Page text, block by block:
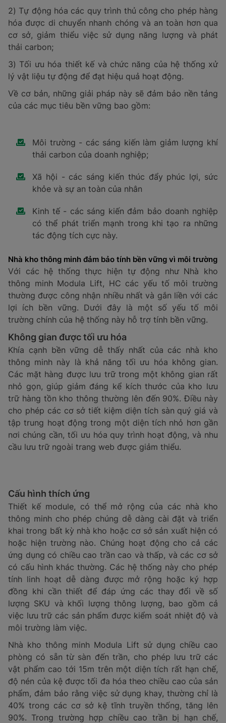
2) Tự động hóa các quy trình thủ công cho phép hàng
hóa được di chuyển nhanh chóng và an toàn hơn qua
cơ sở, giảm thiểu việc sử dụng năng lượng và phát
thải carbon;
3) Tối ưu hóa thiết kế và chức năng của hệ thống xử
lý vật liệu tự động để đạt hiệu quả hoạt động.
Về cơ bản, những giải pháp này sẽ đảm bảo nền tảng
của các mục tiêu bền vững bao gồm:
Môi trường - các sáng kiến ​​làm giảm lượng khí
thải carbon của doanh nghiệp;
Xã hội - các sáng kiến ​​thúc đẩy phúc lợi, sức
khỏe và sự an toàn của nhân
Kinh tế - các sáng kiến ​​đảm bảo doanh nghiệp
có thể phát triển mạnh trong khi tạo ra những
tác động tích cực này.
Nhà kho thông minh đảm bảo tính bền vững vì môi trường
Với các hệ thống thực hiện tự động như Nhà kho
thông minh Modula Lift, HC các yếu tố môi trường
thường được công nhận nhiều nhất và gắn liền với các
lợi ích bền vững. Dưới đây là một số yếu tố môi
trường chính của hệ thống này hỗ trợ tính bền vững.
Không gian được tối ưu hóa
Khía cạnh bền vững dễ thấy nhất của các nhà kho
thông minh này là khả năng tối ưu hóa không gian.
Các mặt hàng được lưu trữ trong một không gian rất
nhỏ gọn, giúp giảm đáng kể kích thước của kho lưu
trữ hàng tồn kho thông thường lên đến 90%. Điều này
cho phép các cơ sở tiết kiệm diện tích sàn quý giá và
tập trung hoạt động trong một diện tích nhỏ hơn gần
nơi chúng cần, tối ưu hóa quy trình hoạt động, và nhu
cầu lưu trữ ngoài trang web được giảm thiểu.
Cấu hình thích ứng
Thiết kế module, có thể mở rộng của các nhà kho
thông minh cho phép chúng dễ dàng cài đặt và triển
khai trong bất kỳ nhà kho hoặc cơ sở sản xuất hiện có
hoặc hiện trường nào. Chúng hoạt động cho cả các
ứng dụng có chiều cao trần cao và thấp, và các cơ sở
có cấu hình khác thường. Các hệ thống này cho phép
tính linh hoạt dễ dàng được mở rộng hoặc ký hợp
đồng khi cần thiết để đáp ứng các thay đổi về số
lượng SKU và khối lượng thông lượng, bao gồm cả
việc lưu trữ các sản phẩm được kiểm soát nhiệt độ và
môi trường làm việc.
Nhà kho thông minh Modula Lift sử dụng chiều cao
phòng có sẵn từ sàn đến trần, cho phép lưu trữ các
vật phẩm cao tới 15m trên một diện tích rất hạn chế,
độ nén của kệ được tối đa hóa theo chiều cao của sản
phẩm, đảm bảo rằng việc sử dụng khay, thường chỉ là
40% trong các cơ sở kệ tĩnh truyền thống, tăng lên
90%. Trong trường hợp chiều cao trần bị hạn chế,